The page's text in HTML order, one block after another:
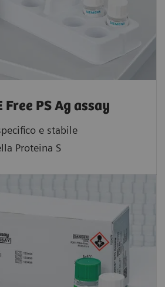
Free PS Ag assay
e stabile
Proteina S